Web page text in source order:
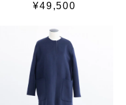
¥49,500